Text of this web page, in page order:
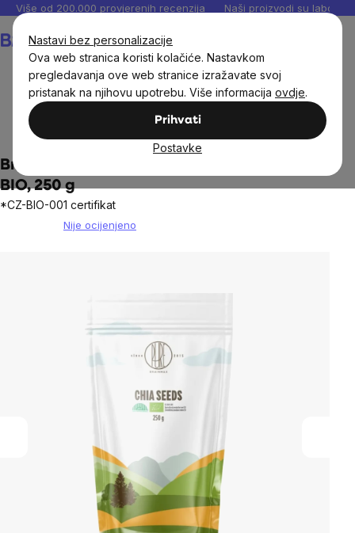
Nastavi bez personalizacije
Ova web stranica koristi kolačiće. Nastavkom
pregledavanja ove web stranice izražavate svoj
pristanak na njihovu upotrebu. Više informacija ovdje.
Prihvati
Postavke
Preskoči
sadržaj
Više od 200.000 provjerenih recenzija Naši proizvodi su
Sušeno voće
Orašasti plodovi i
sjemenke
BrainMax Pure® Chia Seeds, Chia sjemenke
BIO, 250 g
*CZ-BIO-001 certifikat
Nije ocijenjeno